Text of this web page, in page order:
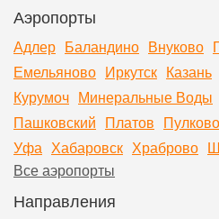
Аэропорты
Адлер Баландино Внуково
Емельяново Иркутск Казань
Курумоч Минеральные Воды
Пашковский Платов Пулково
Уфа Хабаровск Храброво
Все аэропорты
Направления